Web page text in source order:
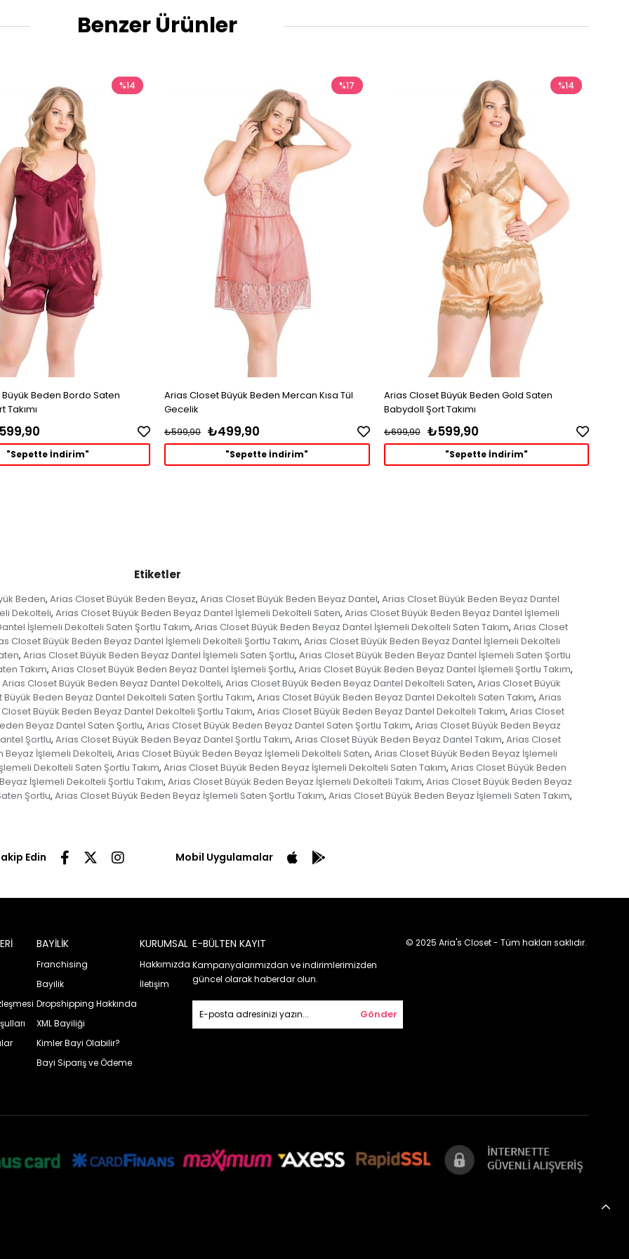
Benzer Ürünler
Beden Bordo Saten
Takımı
%14
"Sepette İndirim"
Arias Closet Büyük Beden Mercan Kısa Tül
Gecelik
₺499,90
₺599,90
%17
"Sepette İndirim"
Arias Closet Büyük Beden Gold Saten
Babydoll Şort Takımı
₺599,90
₺699,90
%14
"Sepette İndirim"
Etiketler
Beden, Arias Closet Büyük Beden Beyaz, Arias Closet Büyük Beden Beyaz Dantel, Arias Closet Büyük Beden Beyaz Dantel
Dekolteli, Arias Closet Büyük Beden Beyaz Dantel İşlemeli Dekolteli Saten, Arias Closet Büyük Beden Beyaz Dantel İşlemeli
İşlemeli Dekolteli Saten Şortlu Takım, Arias Closet Büyük Beden Beyaz Dantel İşlemeli Dekolteli Saten Takım, Arias Closet
Closet Büyük Beden Beyaz Dantel İşlemeli Dekolteli Şortlu Takım, Arias Closet Büyük Beden Beyaz Dantel İşlemeli Dekolteli
, Arias Closet Büyük Beden Beyaz Dantel İşlemeli Saten Şortlu, Arias Closet Büyük Beden Beyaz Dantel İşlemeli Saten Şortlu
Takım, Arias Closet Büyük Beden Beyaz Dantel İşlemeli Şortlu, Arias Closet Büyük Beden Beyaz Dantel İşlemeli Şortlu Takım,
Arias Closet Büyük Beden Beyaz Dantel Dekolteli, Arias Closet Büyük Beden Beyaz Dantel Dekolteli Saten, Arias Closet Büyük
Beden Beyaz Dantel Dekolteli Saten Şortlu Takım, Arias Closet Büyük Beden Beyaz Dantel Dekolteli Saten Takım, Arias
Büyük Beden Beyaz Dantel Dekolteli Şortlu Takım, Arias Closet Büyük Beden Beyaz Dantel Dekolteli Takım, Arias Closet
Beyaz Dantel Saten Şortlu, Arias Closet Büyük Beden Beyaz Dantel Saten Şortlu Takım, Arias Closet Büyük Beden Beyaz
Şortlu, Arias Closet Büyük Beden Beyaz Dantel Şortlu Takım, Arias Closet Büyük Beden Beyaz Dantel Takım, Arias Closet
Beyaz İşlemeli Dekolteli, Arias Closet Büyük Beden Beyaz İşlemeli Dekolteli Saten, Arias Closet Büyük Beden Beyaz İşlemeli
Dekolteli Saten Şortlu Takım, Arias Closet Büyük Beden Beyaz İşlemeli Dekolteli Saten Takım, Arias Closet Büyük Beden
İşlemeli Dekolteli Şortlu Takım, Arias Closet Büyük Beden Beyaz İşlemeli Dekolteli Takım, Arias Closet Büyük Beden Beyaz
Şortlu, Arias Closet Büyük Beden Beyaz İşlemeli Saten Şortlu Takım, Arias Closet Büyük Beden Beyaz İşlemeli Saten Takım,
Edin Mobil Uygulamalar
BAYİLİK
Franchising
Bayilik
Dropshipping Hakkında
XML Bayiliği
Kimler Bayi Olabilir?
Bayi Sipariş ve Ödeme
KURUMSAL
Hakkımızda
İletişim
E-BÜLTEN KAYIT
Kampanyalarımızdan ve indirimlerimizden
güncel olarak haberdar olun.
Gönder
© 2025 Aria's Closet - Tüm hakları saklıdır.